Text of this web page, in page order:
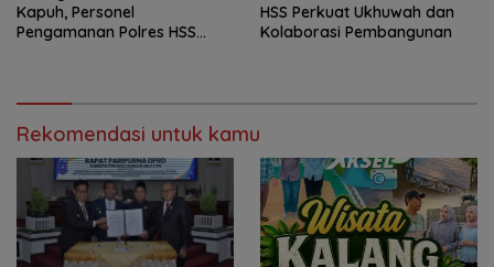
Kapuh, Personel
Pengamanan Polres HSS
HSS Perkuat Ukhuwah dan
Kolaborasi Pembangunan
Rekomendasi untuk kamu